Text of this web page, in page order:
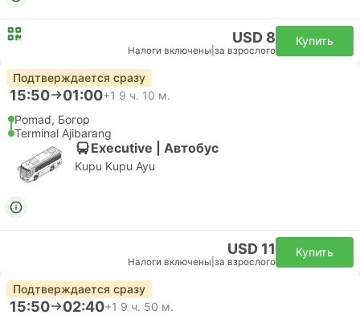
USD 8
Налоги включены за взрослого
Купить
Подтверждается сразу
15:50 01:00+1 9 ч. 10 м.
Pomad, Богор
Terminal Ajibarang
Executive | Автобус
Kupu Kupu Ayu
USD 11
Налоги включены за взрослого
Купить
Подтверждается сразу
15:50 02:40+1 9 ч. 50 м.